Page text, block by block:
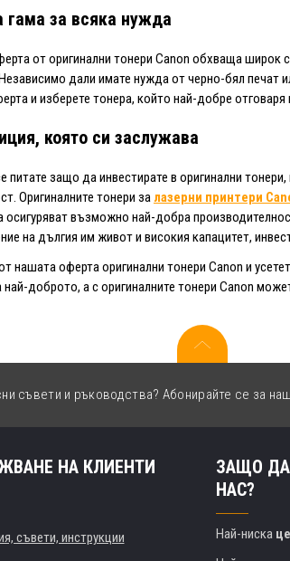
за всяка нужда
от оригинални тонери Canon обхваща
дали имате нужда от черно-бял печат
и изберете тонера, който най-добре
която си заслужава
защо да инвестирате в оригинални
Оригиналните тонери за лазерни принтери
осигуряват възможно най-добра
на дългия им живот и високия капацитет,
нашата оферта оригинални тонери Canon и
най-доброто, а с оригиналните тонери Canon
съвети и ръководства? Абонирайте се за
НА КЛИЕНТИ
съвети, инструкции
ЗАЩО ДА
НАС?
Най-ниска